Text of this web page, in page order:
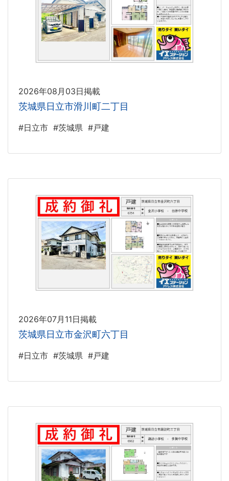
2026年08月03日掲載
茨城県日立市滑川町二丁目
#日立市 #茨城県 #戸建
2026年07月11日掲載
茨城県日立市金沢町六丁目
#日立市 #茨城県 #戸建